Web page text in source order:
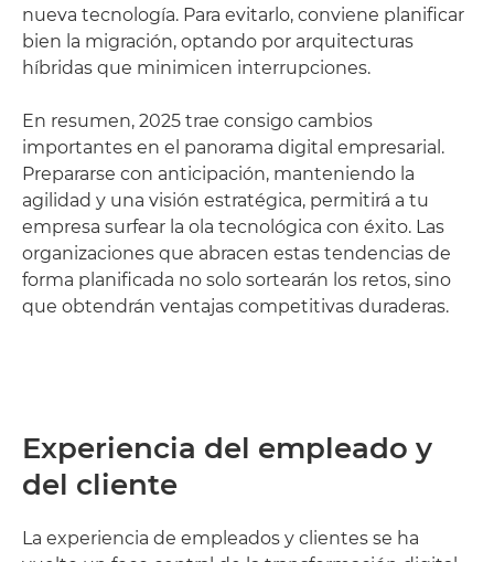
nueva tecnología. Para evitarlo, conviene planificar
bien la migración, optando por arquitecturas
híbridas que minimicen interrupciones.
En resumen, 2025 trae consigo cambios
importantes en el panorama digital empresarial.
Prepararse con anticipación, manteniendo la
agilidad y una visión estratégica, permitirá a tu
empresa surfear la ola tecnológica con éxito. Las
organizaciones que abracen estas tendencias de
forma planificada no solo sortearán los retos, sino
que obtendrán ventajas competitivas duraderas.
Experiencia del empleado y
del cliente
La experiencia de empleados y clientes se ha